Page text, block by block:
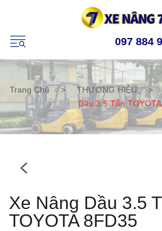
097 884
Trang Chủ > THƯƠNG HIỆU >
Dầu 3.5 Tấn
Xe Nâng Dầu 3.5
TOYOTA 8FD35